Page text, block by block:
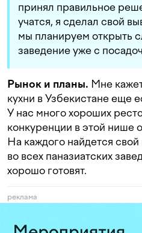
принял правильное
учатся, я сделал свой
мы планируем открыть
заведение уже с
Рынок и планы. Мне
кухни в Узбекистане еще
У нас много хороших
конкуренции в этой нише
На каждого найдется свой
во всех паназиатских
хорошо готовят.
реклама